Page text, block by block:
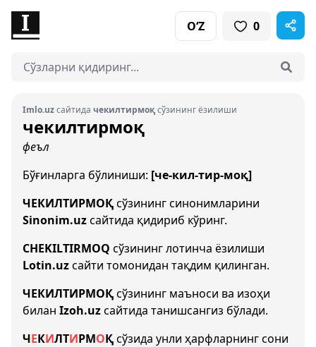
O‘Z 0
Imlo.uzсайтида чекилтирмоқсўзининг ёзилиши
чекилтирмоқ
феъл
Бўғинларга бўлиниши: [че-кил-тир-моқ]
ЧЕКИЛТИРМОҚсўзининг синонимларини
Sinonim.uzсайтида қидириб кўринг.
CHEKILTIRMOQ сўзининг лотинча ёзилиши
Lotin.uzсайти томонидан тақдим қилинган.
ЧЕКИЛТИРМОҚсўзининг маъноси ва изоҳи
билан Izoh.uzсайтида танишсангиз бўлади.
ЧЕКИЛТИРМОҚсўзида унли ҳарфларнинг сони